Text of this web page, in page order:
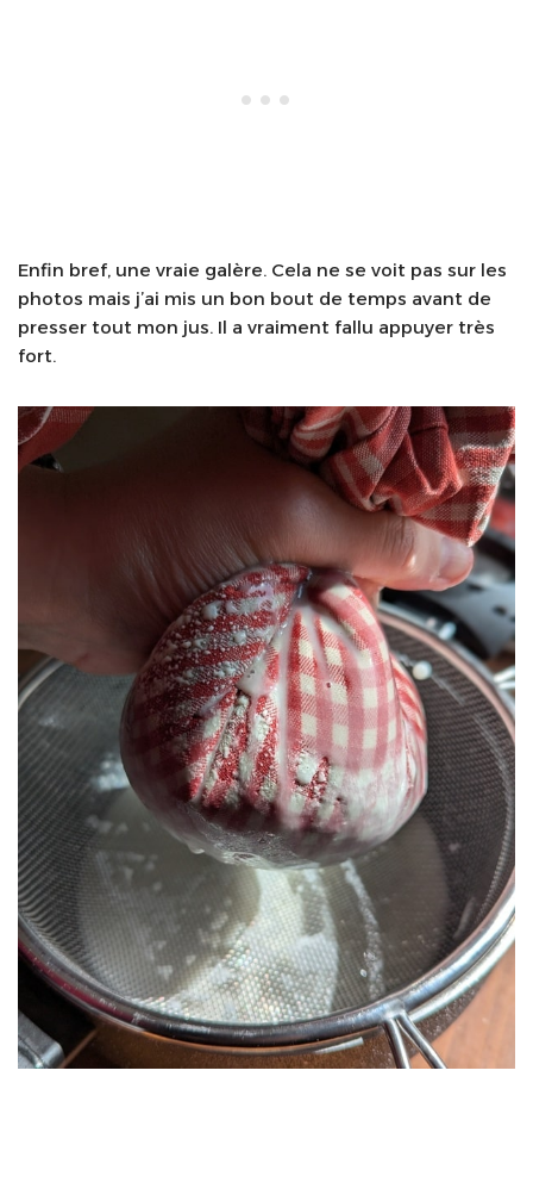
Enfin bref, une vraie galère. Cela ne se voit pas sur les
photos mais j’ai mis un bon bout de temps avant de
presser tout mon jus. Il a vraiment fallu appuyer très
fort.